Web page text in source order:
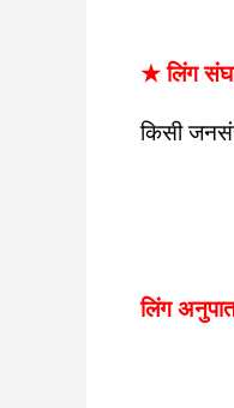
★लिंग
किसी
लिंगअ